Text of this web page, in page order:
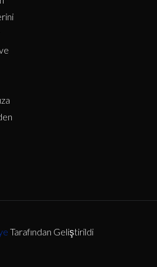
Tarafından Geliştirildi